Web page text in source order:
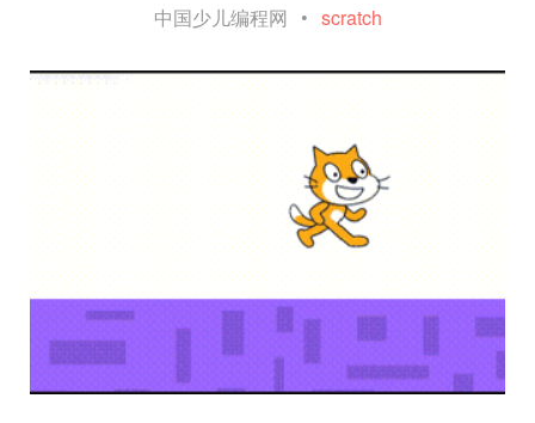
中国少儿编程网 • scratch